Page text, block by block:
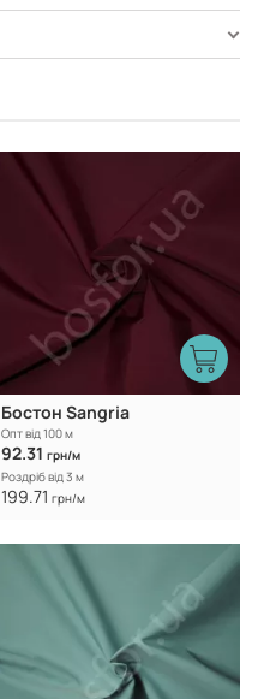
Бостон Sangria
Опт від 100 м
92.31 грн/м
Роздріб від 3 м
199.71 грн/м